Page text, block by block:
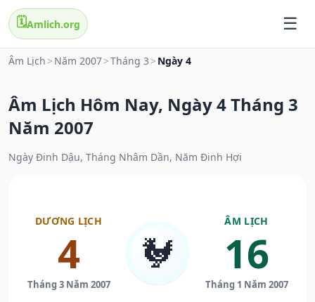
🗓️Amlich.org
Âm Lịch > Năm 2007>Tháng 3 > Ngày 4
Âm Lịch Hôm Nay, Ngày 4 Tháng 3
Năm 2007
Ngày Đinh Dậu, Tháng Nhâm Dần, Năm Đinh Hợi
DƯƠNG LỊCH
4
Tháng 3 Năm 2007
🐓
ÂM LỊCH
16
Tháng 1 Năm 2007